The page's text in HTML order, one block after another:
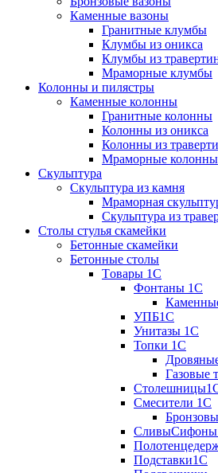
Каменные вазоны
Гранитные клумбы
Клумбы из оникса
Клумбы из
Мраморные клумбы
Колонны и пилястры
Каменные колонны
Гранитные колонны
Колонны из оникса
Колонны из
Мраморные колонны
Скульптура
Скульптура из камня
Мраморная
Скульптура из
Столы стулья скамейки
Бетонные скамейки
Бетонные столы
Tовары 1C
Фонтаны 1C
УПБ1С
Унитазы 1С
Топки 1С
Газовые
Смесители 1С
Подставки1С